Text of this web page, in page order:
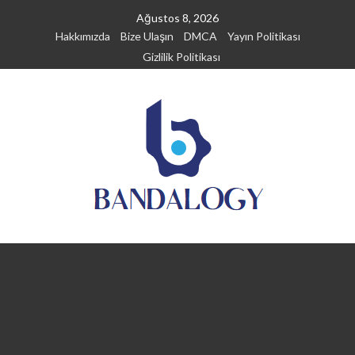
Ağustos 8, 2026
Hakkımızda
Bize Ulaşın DMCA
Yayın Politikası
Gizlilik Politikası